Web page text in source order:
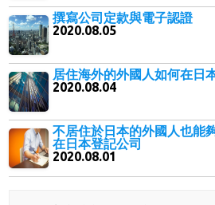
撰寫公司定款與電子認證
2020.08.05
居住海外的外國人如何在日
2020.08.04
不居住於日本的外國人也能
在日本登記公司
2020.08.01